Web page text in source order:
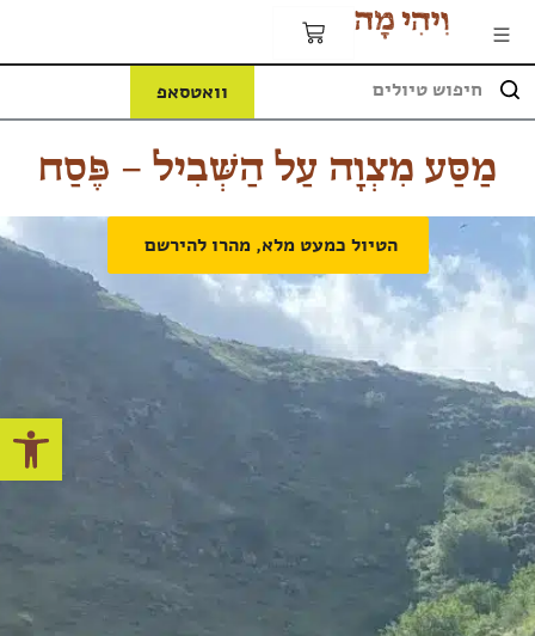
וואטסאפ
מַסַּע מִצְוָה עַל הַשְּׁבִיל – פֶּסַח
הטיול כמעט מלא, מהרו להירשם